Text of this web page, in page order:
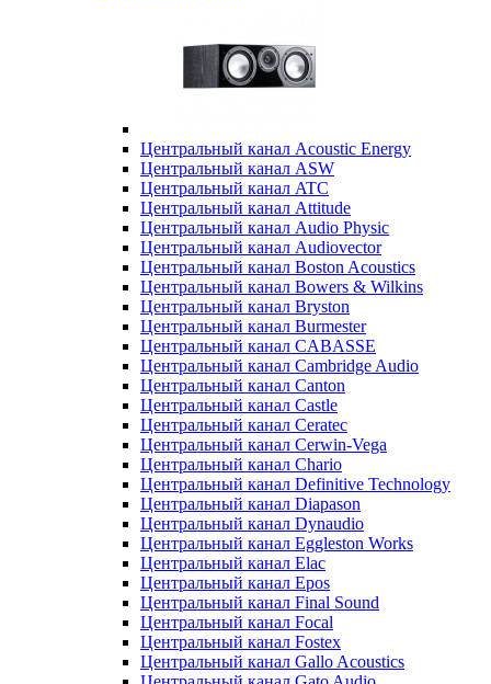
Центральный канал Acoustic Energy
Центральный канал ASW
Центральный канал ATC
Центральный канал Attitude
Центральный канал Audio Physic
Центральный канал Audiovector
Центральный канал Boston Acoustics
Центральный канал Bowers & Wilkins
Центральный канал Bryston
Центральный канал Burmester
Центральный канал CABASSE
Центральный канал Cambridge Audio
Центральный канал Canton
Центральный канал Castle
Центральный канал Ceratec
Центральный канал Cerwin-Vega
Центральный канал Chario
Центральный канал Definitive Technology
Центральный канал Diapason
Центральный канал Dynaudio
Центральный канал Eggleston Works
Центральный канал Elac
Центральный канал Epos
Центральный канал Final Sound
Центральный канал Focal
Центральный канал Fostex
Центральный канал Gallo Acoustics